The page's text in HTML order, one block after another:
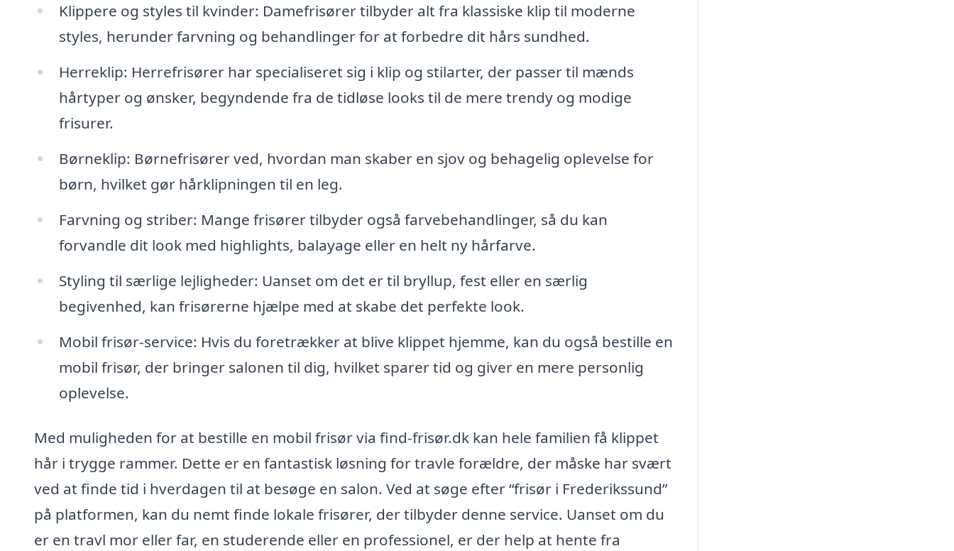
Klippere og styles til kvinder: Damefrisører tilbyder alt fra klassiske klip til moderne
styles, herunder farvning og behandlinger for at forbedre dit hårs sundhed.
Herreklip: Herrefrisører har specialiseret sig i klip og stilarter, der passer til mænds
hårtyper og ønsker, begyndende fra de tidløse looks til de mere trendy og modige
frisurer.
Børneklip: Børnefrisører ved, hvordan man skaber en sjov og behagelig oplevelse for
børn, hvilket gør hårklipningen til en leg.
Farvning og striber: Mange frisører tilbyder også farvebehandlinger, så du kan
forvandle dit look med highlights, balayage eller en helt ny hårfarve.
Styling til særlige lejligheder: Uanset om det er til bryllup, fest eller en særlig
begivenhed, kan frisørerne hjælpe med at skabe det perfekte look.
Mobil frisør-service: Hvis du foretrækker at blive klippet hjemme, kan du også bestille en
mobil frisør, der bringer salonen til dig, hvilket sparer tid og giver en mere personlig
oplevelse.
Med muligheden for at bestille en mobil frisør via find-frisør.dk kan hele familien få klippet
hår i trygge rammer. Dette er en fantastisk løsning for travle forældre, der måske har svært
ved at finde tid i hverdagen til at besøge en salon. Ved at søge efter “frisør i Frederikssund”
på platformen, kan du nemt finde lokale frisører, der tilbyder denne service. Uanset om du
er en travl mor eller far, en studerende eller en professionel, er der help at hente fra